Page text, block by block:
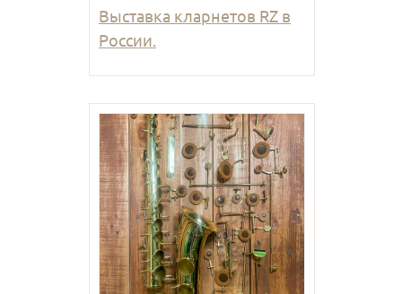
Выставка кларнетов RZ в
России.